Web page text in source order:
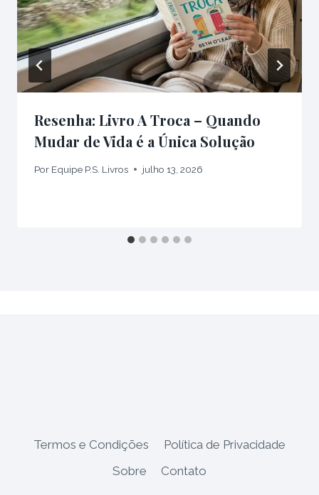
Resenha: Livro A Troca – Quando
Mudar de Vida é a Única Solução
Por Equipe P.S. Livros julho 13, 2026
Termos e Condições
Política de Privacidade
Sobre
Contato